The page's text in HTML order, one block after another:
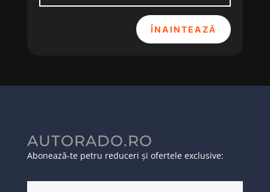
ÎNAINTEAZĂ
AUTORADO.RO
Abonează-te petru reduceri și ofertele exclusive: